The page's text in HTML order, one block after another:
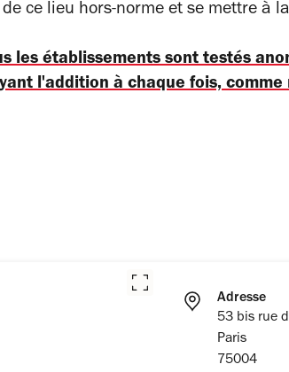
ce lieu hors-norme et se mettre à
les établissements sont testés
l'addition à chaque fois,
Adresse
53 bis rue
Paris
75004